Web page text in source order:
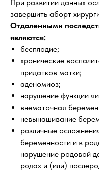
При развитии данных
завершить аборт
Отдаленными
являются:
бесплодие;
хронические
придатков матки;
аденомиоз;
нарушение функции
внематочная
невынашивание
различные
беременности и в
нарушение родовой
родах и (или)